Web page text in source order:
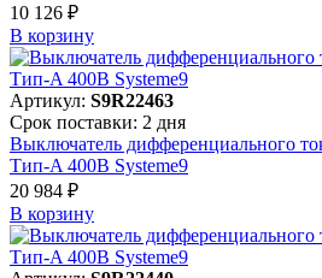
10 126 ₽
В корзинy
Артикул: S9R22463
Срок поставки: 2 дня
Выключатель дифференциального
Тип-A 400В Systeme9
20 984 ₽
В корзинy